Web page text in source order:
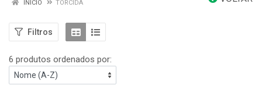
INÍCIO TORCIDA
Filtros
6 produtos ordenados por: